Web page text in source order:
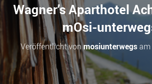
Wagner’s Aparthotel
mOsi-
Veröffentlicht vonmosiunterwegsam